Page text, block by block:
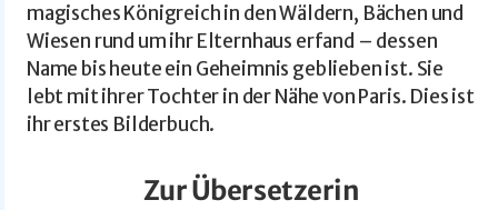
magisches Königreich in den Wäldern, Bächen und
Wiesen rund um ihr Elternhaus erfand – dessen
Name bis heute ein Geheimnis geblieben ist. Sie
lebt mit ihrer Tochter in der Nähe von Paris. Dies ist
ihr erstes Bilderbuch.
Zur Übersetzerin